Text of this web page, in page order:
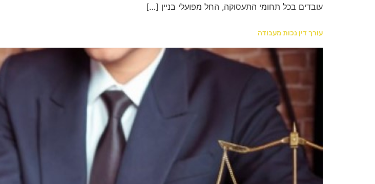
עובדים בכל תחומי התעסוקה, החל מפועלי בניין […]
עורך דין נכות מעבודה